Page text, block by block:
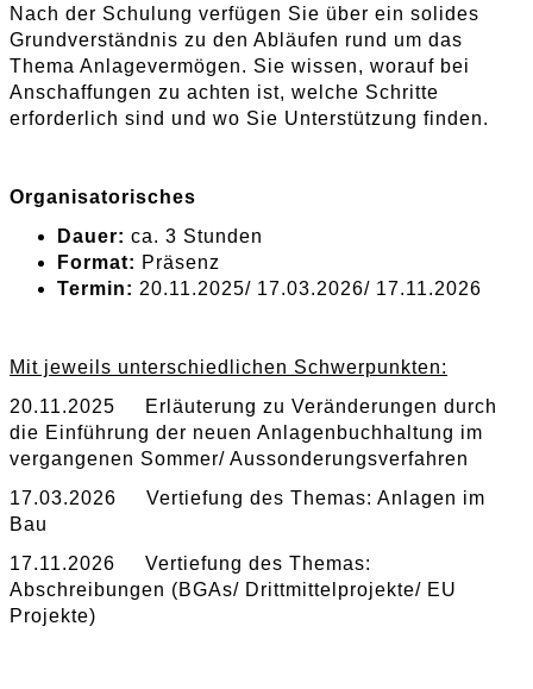
Nach der Schulung verfügen Sie über ein solides
Grundverständnis zu den Abläufen rund um das
Thema Anlagevermögen. Sie wissen, worauf bei
Anschaffungen zu achten ist, welche Schritte
erforderlich sind und wo Sie Unterstützung finden.
Organisatorisches
Dauer: ca. 3 Stunden
Format: Präsenz
Termin: 20.11.2025/ 17.03.2026/ 17.11.2026
Mit jeweils unterschiedlichen Schwerpunkten:
20.11.2025 Erläuterung zu Veränderungen durch
die Einführung der neuen Anlagenbuchhaltung im
vergangenen Sommer/ Aussonderungsverfahren
17.03.2026 Vertiefung des Themas: Anlagen im
Bau
17.11.2026 Vertiefung des Themas:
Abschreibungen (BGAs/ Drittmittelprojekte/ EU
Projekte)